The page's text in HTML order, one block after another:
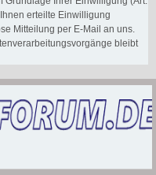
erteilte Einwilligung
Mitteilung per E-Mail an uns.
bleibt